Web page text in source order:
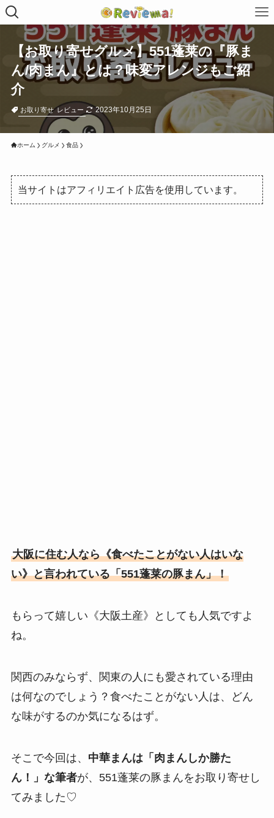
【お取り寄せグルメ】551蓬莱の『豚ま
ん/肉まん』とは？味変アレンジもご紹
介
お取り寄せ レビュー 2023年10月25日
ホーム グルメ 食品
当サイトはアフィリエイト広告を使用しています。
大阪に住む人なら《食べたことがない人はいな
い》と言われている「551蓬莱の豚まん」！
もらって嬉しい《大阪土産》としても人気ですよ
ね。
関西のみならず、関東の人にも愛されている理由
は何なのでしょう？食べたことがない人は、どん
な味がするのか気になるはず。
そこで今回は、 中華まんは「肉まんしか勝た
ん！」な筆者が、551蓬莱の豚まんをお取り寄せし
てみました♡